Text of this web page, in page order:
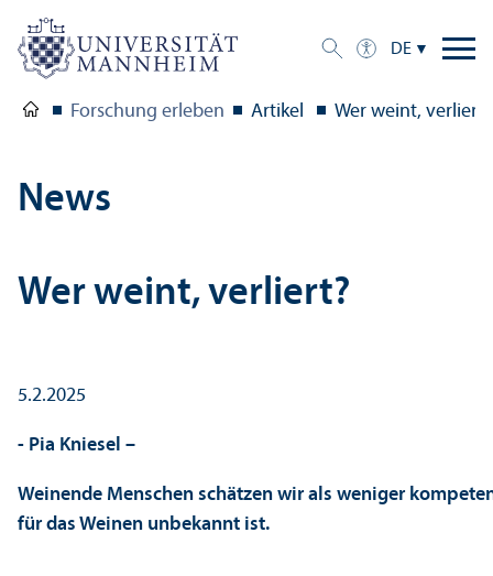
DE
Forschung erleben Artikel Wer weint, verliert?
News
Wer weint, verliert?
5.2.2025
- Pia Kniesel –
Weinende Menschen schätzen wir als weniger
für das Weinen unbekannt ist.